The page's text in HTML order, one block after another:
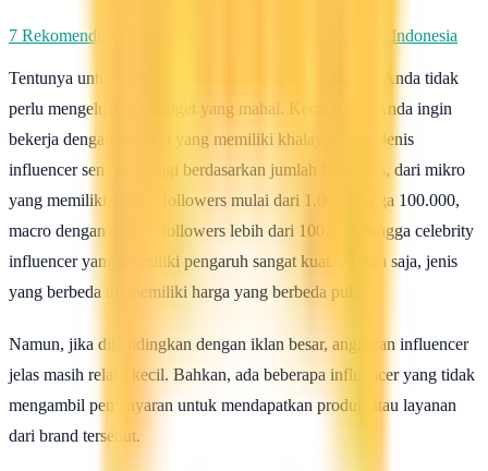
7 Rekomendasi Pengirim WhatsApp Massal Terbaik di Indonesia
Tentunya untuk menggerakkan strategi pemasaran ini, Anda tidak
perlu mengeluarkan budget yang mahal. Kecuali jika Anda ingin
bekerja dengan selebriti yang memiliki khalayak luas. Jenis
influencer sendiri terbagi berdasarkan jumlah followers, dari mikro
yang memiliki jumlah followers mulai dari 1.000 hingga 100.000,
macro dengan jumlah followers lebih dari 100.000, hingga celebrity
influencer yang memiliki pengaruh sangat kuat. . Tentu saja, jenis
yang berbeda ini memiliki harga yang berbeda pula.
Namun, jika dibandingkan dengan iklan besar, anggaran influencer
jelas masih relatif kecil. Bahkan, ada beberapa influencer yang tidak
mengambil pembayaran untuk mendapatkan produk atau layanan
dari brand tersebut.